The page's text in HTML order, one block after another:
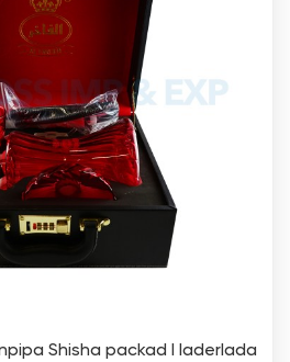
Shisha packad I laderlada